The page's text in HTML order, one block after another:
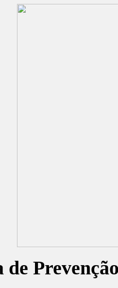
de